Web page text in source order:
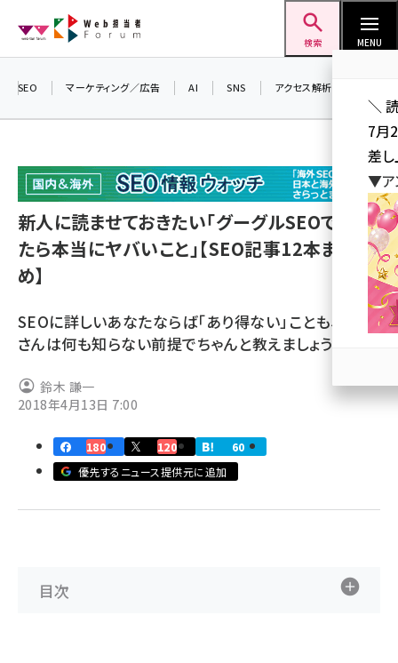
ン
検索 MENU
seo (3523)
ai (2804)
セミナー (2303)
meo (1275)
SEO マーケティング／広告 AI SNS アクセス解析／データ分析
新人に読ませておきたい「グーグルSEOでやっ
たら本当にヤバいこと」【SEO記事12本まと
め】
SEOに詳しいあなたならば「あり得ない」ことも、新人
さんは何も知らない前提でちゃんと教えましょう
鈴木 謙一
2018年4月13日 7:00
180 120
60
優先するニュース提供元に追加
目次
＼
7月
差し
▼ア